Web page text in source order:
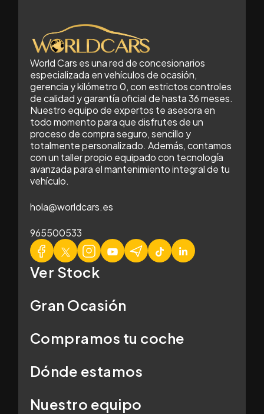
World Cars es una red de concesionarios
especializada en vehículos de ocasión,
gerencia y kilómetro 0, con estrictos controles
de calidad y garantía oficial de hasta 36 meses.
Nuestro equipo de expertos te asesora en
todo momento para que disfrutes de un
proceso de compra seguro, sencillo y
totalmente personalizado. Además, contamos
con un taller propio equipado con tecnología
avanzada para el mantenimiento integral de tu
vehículo.
hola@worldcars.es
965500533
Ver Stock
Gran Ocasión
Compramos tu coche
Dónde estamos
Nuestro equipo